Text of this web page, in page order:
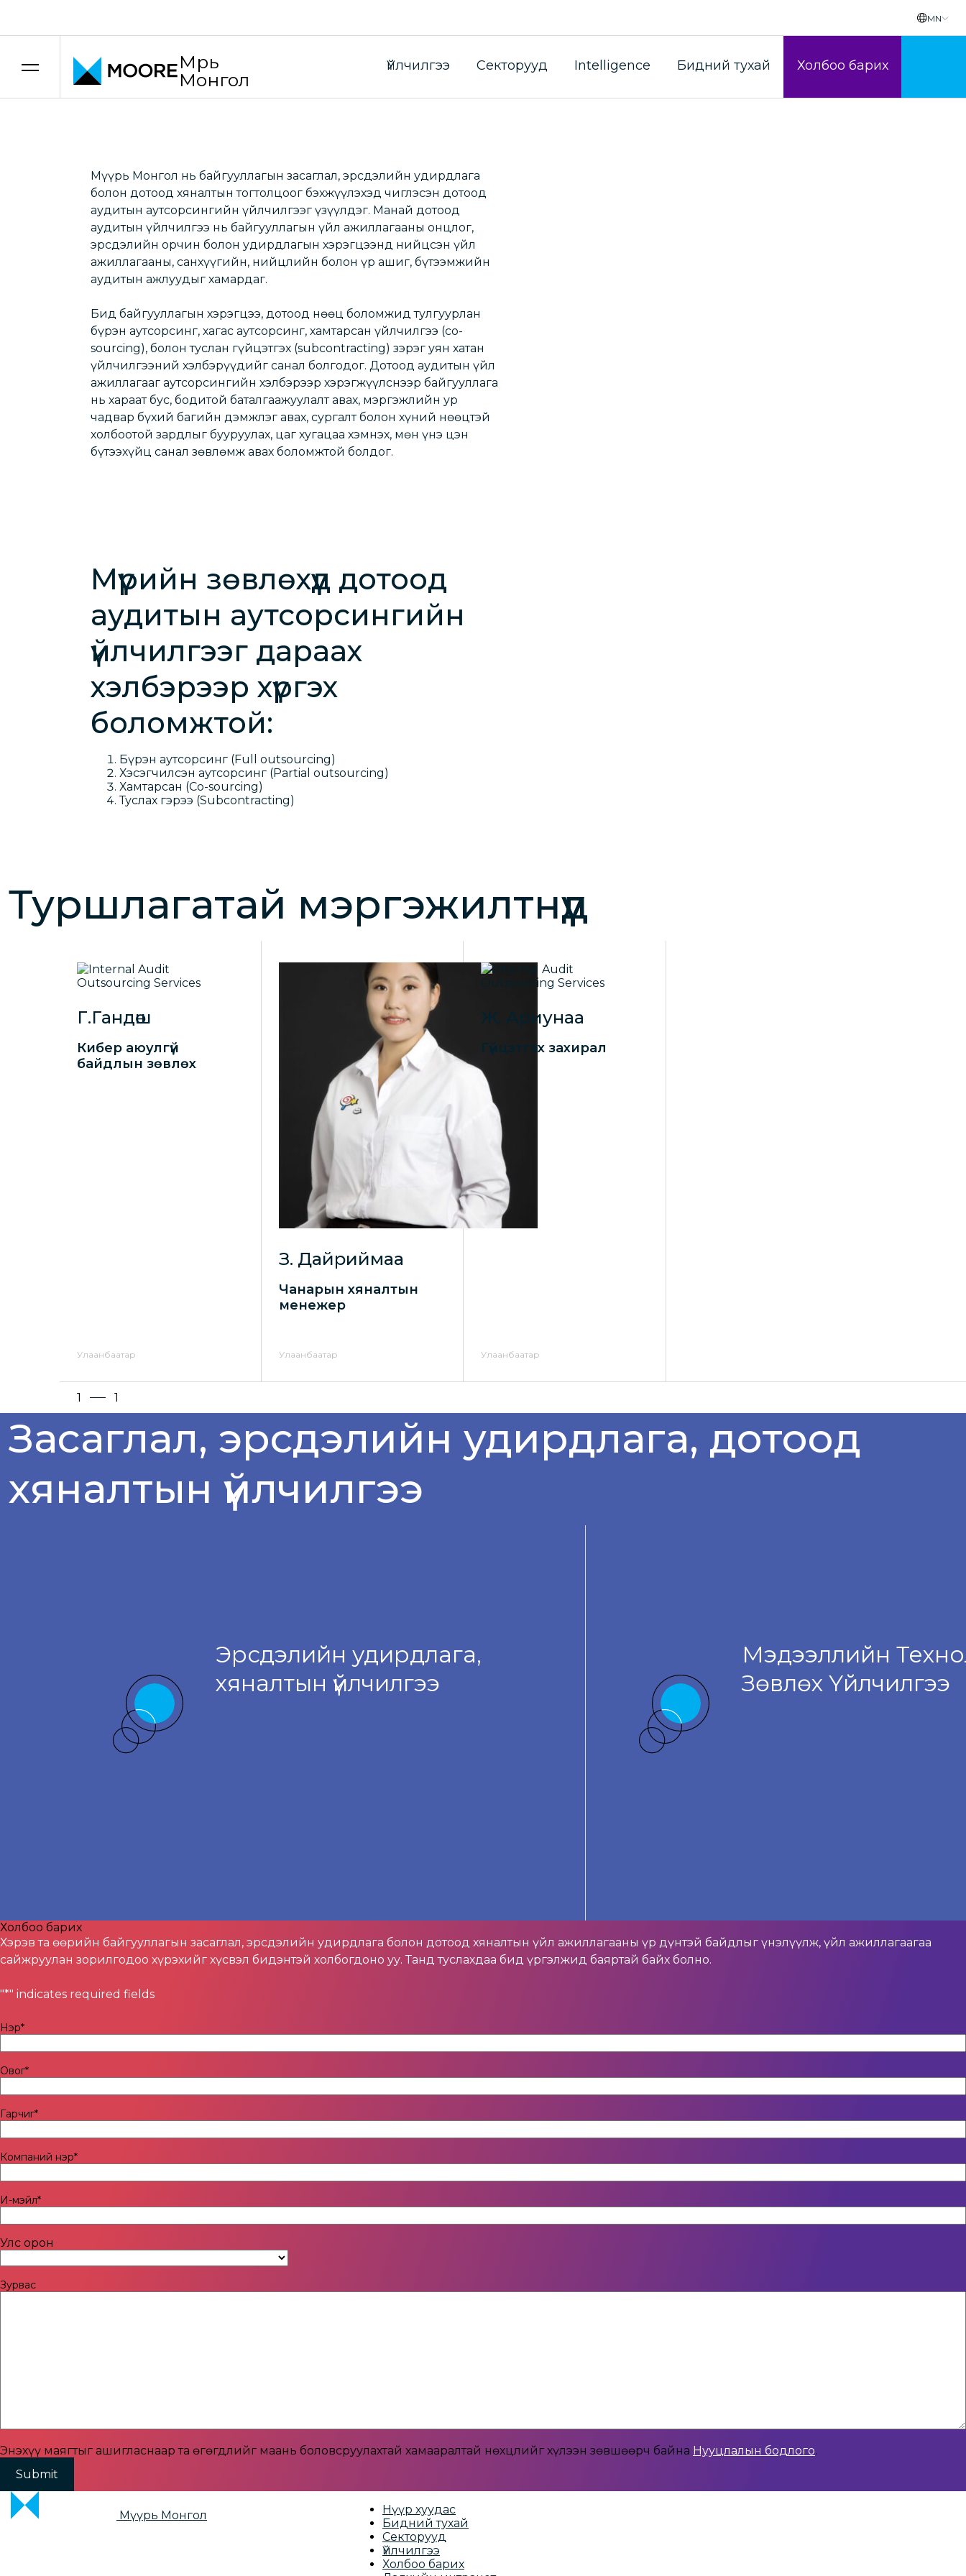
MN
Мүүрь
Монгол
Үйлчилгээ Секторууд Intelligence Бидний тухай Холбоо барих
Дотоод аудитын аутсорсингийн үйлчилгээ
Бид танд туслахдаа баяртай байх болно!
Мүүрь Монгол нь байгууллагын засаглал, эрсдэлийн удирдлага
болон дотоод хяналтын тогтолцоог бэхжүүлэхэд чиглэсэн дотоод
аудитын аутсорсингийн үйлчилгээг үзүүлдэг. Манай дотоод
аудитын үйлчилгээ нь байгууллагын үйл ажиллагааны онцлог,
эрсдэлийн орчин болон удирдлагын хэрэгцээнд нийцсэн үйл
ажиллагааны, санхүүгийн, нийцлийн болон үр ашиг, бүтээмжийн
аудитын ажлуудыг хамардаг.
Бид байгууллагын хэрэгцээ, дотоод нөөц боломжид тулгуурлан
бүрэн аутсорсинг, хагас аутсорсинг, хамтарсан үйлчилгээ (co-
sourcing), болон туслан гүйцэтгэх (subcontracting) зэрэг уян хатан
үйлчилгээний хэлбэрүүдийг санал болгодог. Дотоод аудитын үйл
ажиллагааг аутсорсингийн хэлбэрээр хэрэгжүүлснээр байгууллага
нь хараат бус, бодитой баталгаажуулалт авах, мэргэжлийн ур
чадвар бүхий багийн дэмжлэг авах, сургалт болон хүний нөөцтэй
холбоотой зардлыг бууруулах, цаг хугацаа хэмнэх, мөн үнэ цэн
бүтээхүйц санал зөвлөмж авах боломжтой болдог.
Мүүрийн зөвлөхүүд дотоод
аудитын аутсорсингийн
үйлчилгээг дараах
хэлбэрээр хүргэх
боломжтой:
Бүрэн аутсорсинг (Full outsourcing)
Хэсэгчилсэн аутсорсинг (Partial outsourcing)
Хамтарсан (Co-sourcing)
Туслах гэрээ (Subcontracting)
Туршлагатай мэргэжилтнүүд
Г.Гандөш
Кибер аюулгүй
байдлын зөвлөх
Улаанбаатар
З. Дайриймаа
Чанарын хяналтын
менежер
Улаанбаатар
Ж. Ариунаа
Гүйцэтгэх захирал
Улаанбаатар
1 1
Засаглал, эрсдэлийн удирдлага, дотоод
хяналтын үйлчилгээ
Эрсдэлийн удирдлага,
хяналтын үйлчилгээ
Мэдээллийн
Зөвлөх Үйлчилгээ
Холбоо барих
Хэрэв та өөрийн байгууллагын засаглал, эрсдэлийн удирдлага болон дотоод хяналтын үйл ажиллагааны үр дүнтэй байдлыг үнэлүүлж, үйл ажиллагаагаа
сайжруулан зорилгодоо хүрэхийг хүсвэл бидэнтэй холбогдоно уу. Танд туслахдаа бид үргэлжид баяртай байх болно.
"*" indicates required fields
Нэр*
Овог*
Гарчиг*
Компаний нэр*
И-мэйл*
Улс орон
Зурвас
Энэхүү маягтыг ашигласнаар та өгөгдлийг маань боловсруулахтай хамааралтай нөхцлийг хүлээн зөвшөөрч байна Нууцлалын бодлого.
Мүүрь Монгол
Нүүр хуудас
Бидний тухай
Секторууд
Үйлчилгээ
Холбоо барих